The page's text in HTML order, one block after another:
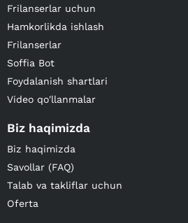
Frilanserlar uchun
Hamkorlikda ishlash
Frilanserlar
Soffia Bot
Foydalanish shartlari
Video qo'llanmalar
Biz haqimizda
Biz haqimizda
Savollar (FAQ)
Talab va takliflar uchun
Oferta